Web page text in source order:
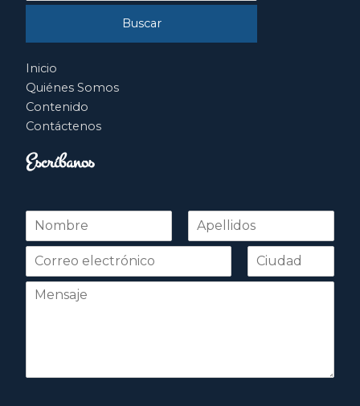
Inicio
Quiénes Somos
Contenido
Contáctenos
Escríbanos
N
m
r
Nombre Apellidos